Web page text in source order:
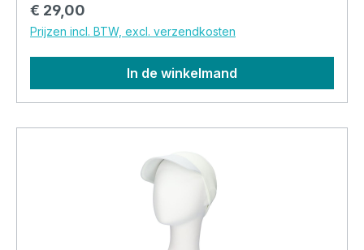
Normale prijs:
€ 29,00
Prijzen incl. BTW, excl. verzendkosten
In de winkelmand